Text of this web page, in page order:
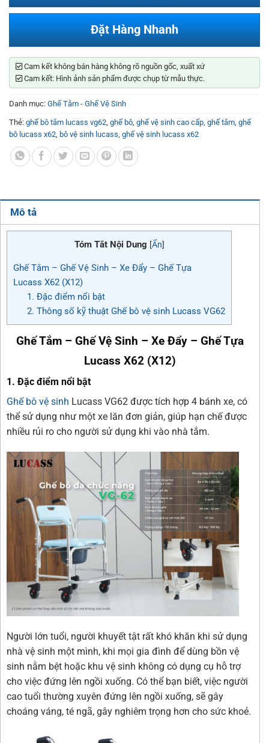
Đặt Hàng Nhanh
Cam kết không bán hàng không rõ nguồn gốc, xuất xứ
Cam kết: Hình ảnh sản phẩm được chụp từ mẫu thực.
Danh mục: Ghế Tắm - Ghế Vệ Sinh
Thẻ: ghế bô tắm lucass vg62, ghế bô, ghế vệ sinh cao cấp, ghế tắm, ghế
bô lucass x62, bô vệ sinh lucass, ghế vệ sinh lucass x62
Mô tả
Tóm Tắt Nội Dung [Ẩn]
Ghế Tắm – Ghế Vệ Sinh – Xe Đẩy – Ghế Tựa
Lucass X62 (X12)
1. Đặc điểm nổi bật
2. Thông số kỹ thuật Ghế bô vệ sinh Lucass VG62
Ghế Tắm – Ghế Vệ Sinh – Xe Đẩy – Ghế Tựa
Lucass X62 (X12)
1. Đặc điểm nổi bật
Ghế bô vệ sinh Lucass VG62 được tích hợp 4 bánh xe, có
thể sử dụng như một xe lăn đơn giản, giúp hạn chế được
nhiều rủi ro cho người sử dụng khi vào nhà tắm.
Người lớn tuổi, người khuyết tật rất khó khăn khi sử dụng
nhà vệ sinh một mình, khi mọi gia đình để dùng bồn vệ
sinh nằm bệt hoặc khu vệ sinh không có dụng cụ hỗ trợ
cho việc đứng lên ngồi xuống. Có thể bạn biết, việc người
cao tuổi thường xuyên đứng lên ngồi xuống, sẽ gây
choáng váng, té ngã, gây nghiêm trọng hơn cho sức khoẻ.